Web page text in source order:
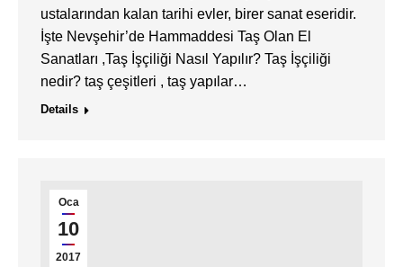
ustalarından kalan tarihi evler, birer sanat eseridir.
İşte Nevşehir’de Hammaddesi Taş Olan El
Sanatları ,Taş İşçiliği Nasıl Yapılır? Taş İşçiliği
nedir? taş çeşitleri , taş yapılar…
Details
Oca
10
2017